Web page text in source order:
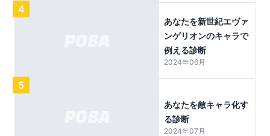
4
あなたを新世紀エヴァ
ンゲリオンのキャラで
例える診断
2024年06月
5
あなたを敵キャラ化す
る診断
2024年07月